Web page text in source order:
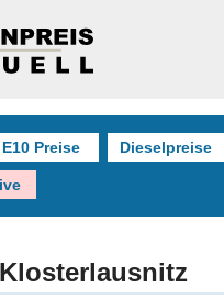
E10 Preise Dieselpreise